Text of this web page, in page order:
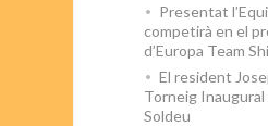
Presentat
competirà en el
d’Europa Team
El resident
Torneig
Soldeu